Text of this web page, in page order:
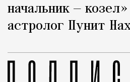
начальник —
астролог Пунит